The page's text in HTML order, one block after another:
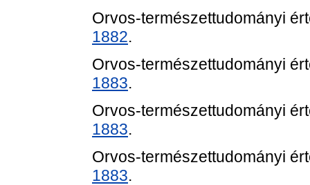
Orvos-természettudományi
1882.
Orvos-természettudományi
1883.
Orvos-természettudományi
1883.
Orvos-természettudományi
1883.